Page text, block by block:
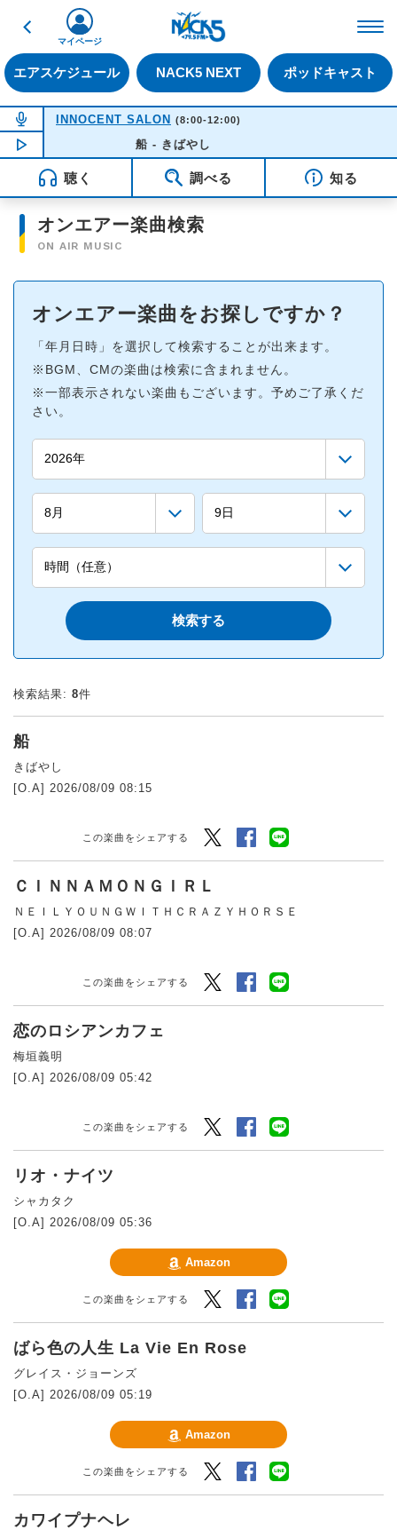
戻る
エアスケジュール NACK5 NEXT ポッドキャスト
マイページ
NOW ON AIR
INNOCENT SALON (8:00-12:00)
08:15
船 - きばやし
聴く 調べる 知る
オンエアー楽曲検索
ON AIR MUSIC
オンエアー楽曲をお探しですか？
「年月日時」を選択して検索することが出来ます。
※BGM、CMの楽曲は検索に含まれません。
※一部表示されない楽曲もございます。予めご了承くだ
さい。
検索結果: 8件
船
きばやし
[O.A] 2026/08/09 08:15
この楽曲をシェアする Twitter Facebook
ＣＩＮＮＡＭＯＮＧＩＲＬ
ＮＥＩＬＹＯＵＮＧＷＩＴＨＣＲＡＺＹＨＯＲＳＥ
[O.A] 2026/08/09 08:07
この楽曲をシェアする Twitter Facebook
恋のロシアンカフェ
梅垣義明
[O.A] 2026/08/09 05:42
この楽曲をシェアする Twitter Facebook
リオ・ナイツ
シャカタク
[O.A] 2026/08/09 05:36
Amazon
この楽曲をシェアする Twitter Facebook
ばら色の人生 La Vie En Rose
グレイス・ジョーンズ
[O.A] 2026/08/09 05:19
Amazon
この楽曲をシェアする Twitter Facebook
カワイプナヘレ